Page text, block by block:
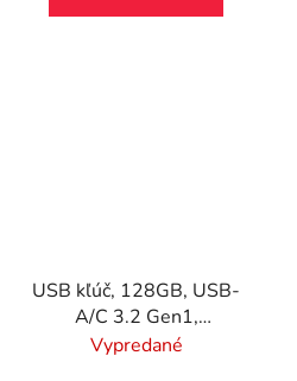
USB kľúč, 128GB, USB-
A/C 3.2 Gen1,
VERBATIM "Dual
Vypredané